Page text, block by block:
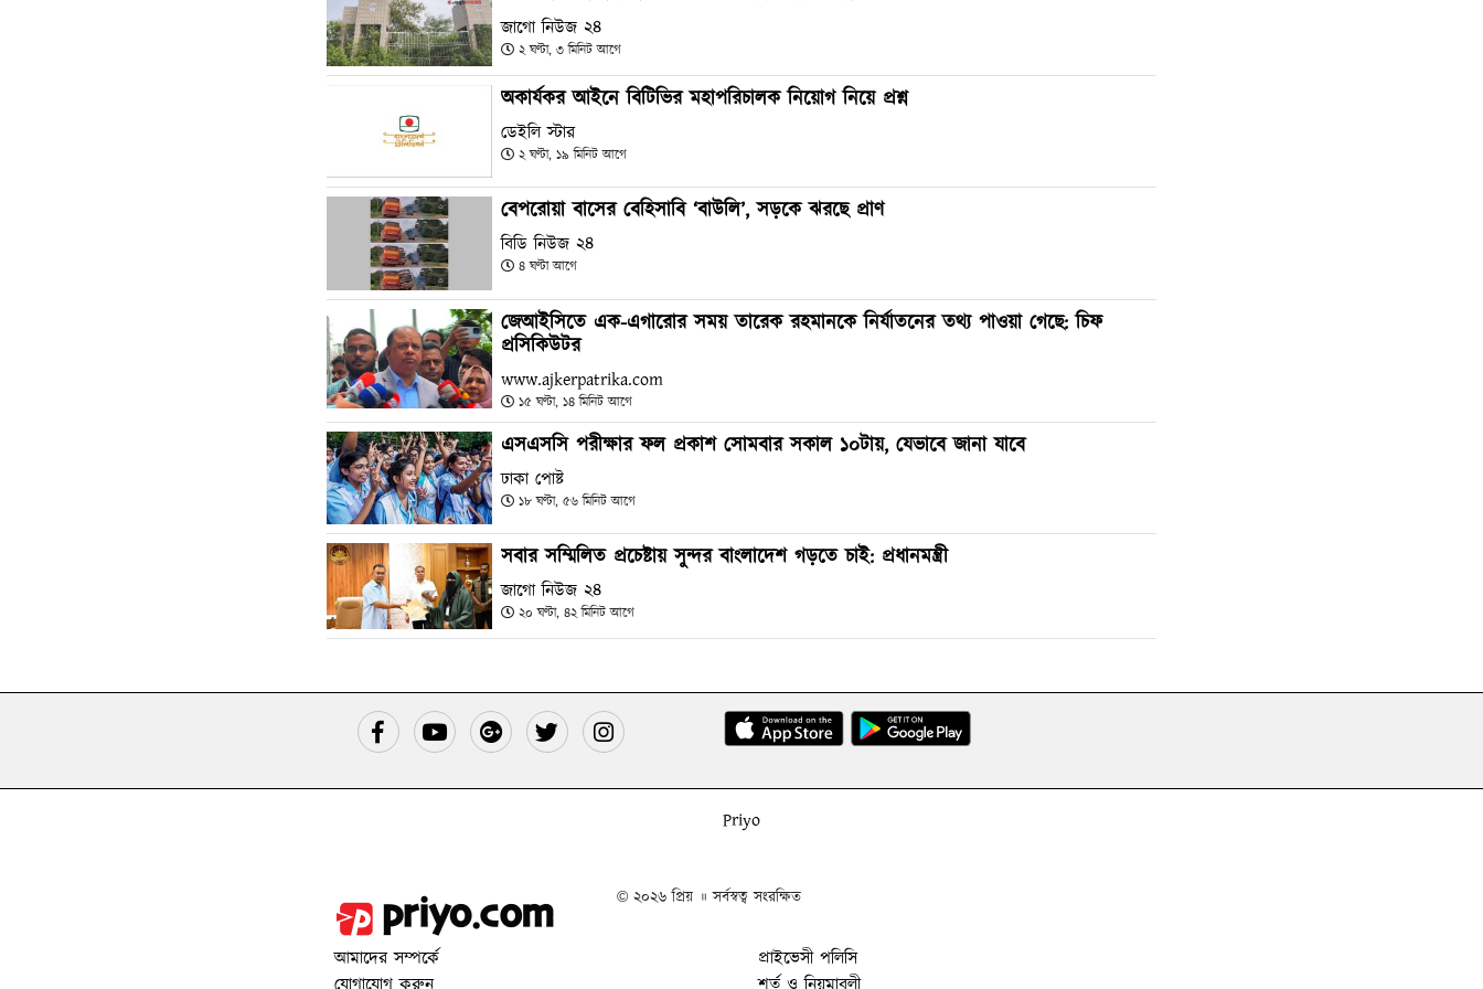
জাগো নিউজ ২৪
২ ঘণ্টা, ৩ মিনিট আগে
অকার্যকর আইনে বিটিভির মহাপরিচালক নিয়োগ নিয়ে প্রশ্ন
ডেইলি স্টার
২ ঘণ্টা, ১৯ মিনিট আগে
বেপরোয়া বাসের বেহিসাবি ‘বাউলি’, সড়কে ঝরছে প্রাণ
বিডি নিউজ ২৪
৪ ঘণ্টা আগে
জেআইসিতে এক-এগারোর সময় তারেক রহমানকে নির্যাতনের তথ্য পাওয়া গেছে: চিফ
প্রসিকিউটর
www.ajkerpatrika.com
১৫ ঘণ্টা, ১৪ মিনিট আগে
এসএসসি পরীক্ষার ফল প্রকাশ সোমবার সকাল ১০টায়, যেভাবে জানা যাবে
ঢাকা পোষ্ট
১৮ ঘণ্টা, ৫৬ মিনিট আগে
সবার সম্মিলিত প্রচেষ্টায় সুন্দর বাংলাদেশ গড়তে চাই: প্রধানমন্ত্রী
জাগো নিউজ ২৪
২০ ঘণ্টা, ৪২ মিনিট আগে
Priyo
© ২০২৬ প্রিয় ॥ সর্বস্বত্ব সংরক্ষিত
আমাদের সম্পর্কে
প্রাইভেসী পলিসি